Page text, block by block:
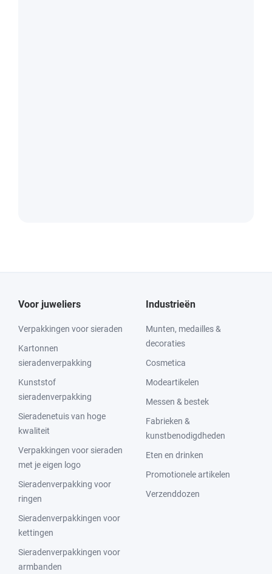
Voor juweliers
Verpakkingen voor sieraden
Kartonnen
sieradenverpakking
Kunststof
sieradenverpakking
Sieradenetuis van hoge
kwaliteit
Verpakkingen voor sieraden
met je eigen logo
Sieradenverpakking voor
ringen
Sieradenverpakkingen voor
kettingen
Sieradenverpakkingen voor
armbanden
Industrieën
Munten, medailles &
decoraties
Cosmetica
Modeartikelen
Messen & bestek
Fabrieken &
kunstbenodigdheden
Eten en drinken
Promotionele artikelen
Verzenddozen